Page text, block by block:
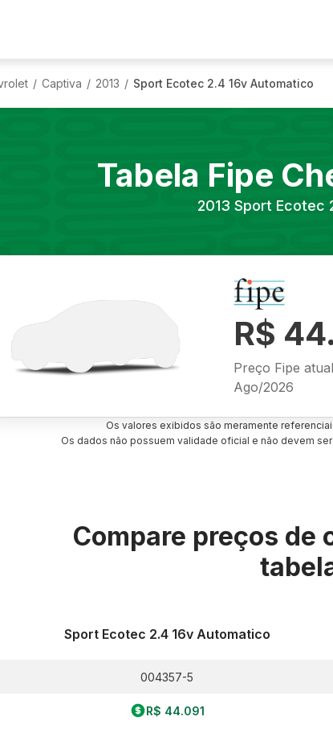
/ Captiva / 2013 / Sport Ecotec 2.4 16v Automatico
Tabela Fipe
2013 Sport Ecotec
R$
Preço Fipe
Ago/2026
Os valores exibidos são meramente
Os dados não possuem validade oficial e não devem
Compare preços de
Sport Ecotec 2.4 16v Automatico
004357-5
R$ 44.091